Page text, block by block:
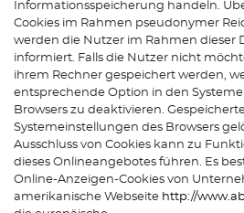
Informationsspeicherung handeln.
Cookies im Rahmen pseudonymer
werden die Nutzer im Rahmen dieser
informiert. Falls die Nutzer nicht
ihrem Rechner gespeichert werden,
entsprechende Option in den
Browsers zu deaktivieren.
Systemeinstellungen des Browsers
Ausschluss von Cookies kann zu
dieses Onlineangebotes führen. Es
Online-Anzeigen-Cookies von
amerikanische Webseite http://